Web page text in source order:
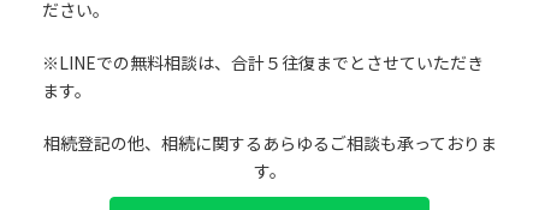
ださい。
※LINEでの無料相談は、合計５往復までとさせていただき
ます。
相続登記の他、相続に関するあらゆるご相談も承っておりま
す。